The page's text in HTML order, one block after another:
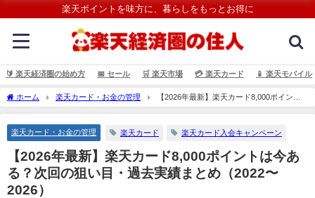
楽天ポイントを味方に、暮らしをもっとお得に
🔰 楽天経済圏の始め方 📅 セール 🛒 楽天市場 💳️ 楽天カード 📱 楽天モバイル
ホーム 楽天カード・お金の管理
【2026年最新】楽天カード8,000ポイント
は今ある？次回の狙い目・過去実績まとめ（2022〜2026）
楽天カード・お金の管理 楽天カード 楽天カード入会キャンペーン
【2026年最新】楽天カード8,000ポイントは今あ
る？次回の狙い目・過去実績まとめ（2022〜
2026）